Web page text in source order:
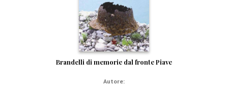
Brandelli di memorie dal fronte Piave
Autore: